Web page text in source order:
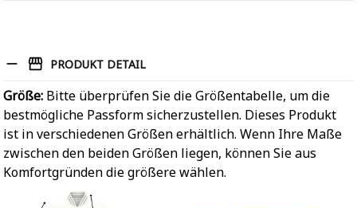
PRODUKT DETAIL
Größe: Bitte überprüfen Sie die Größentabelle, um die
bestmögliche Passform sicherzustellen. Dieses Produkt
ist in verschiedenen Größen erhältlich. Wenn Ihre Maße
zwischen den beiden Größen liegen, können Sie aus
Komfortgründen die größere wählen.